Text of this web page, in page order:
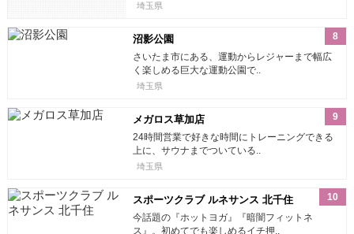
埼玉県
8
沼影公園
さいたま市にある、運動からレジャーまで幅広
く楽しめる巨大な運動公園で..
埼玉県
9
メガロス草加店
24時間営業で好きな時間にトレーニングできる
上に、サウナまでついている..
埼玉県
10
スポーツクラブ ルネサンス 北千住
今話題の『ホットヨガ』『暗闇フィットネ
ス』。初めてでも楽しめるイチ押..